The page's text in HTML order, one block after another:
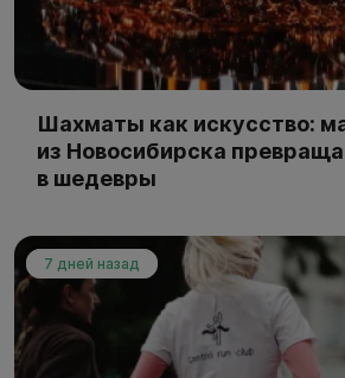
Шахматы как искусство:
из Новосибирска
в шедевры
7 дней назад